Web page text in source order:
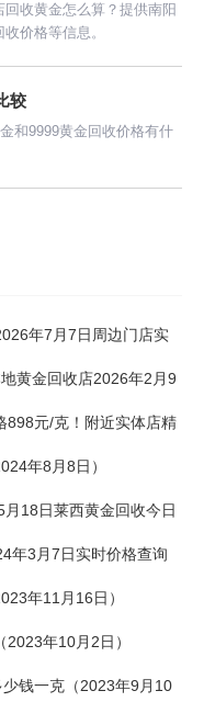
收黄金怎么算？提供南阳
价格等信息。
较
和9999黄金回收价格有什
年7月7日周边门店实
黄金回收店2026年2月9
898元/克！附近实体店精
年8月8日）
18日莱西黄金回收今日
年3月7日实时价格查询
年11月16日）
年10月2日）
钱一克（2023年9月10